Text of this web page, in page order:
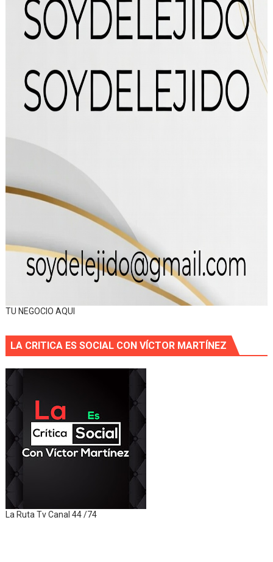
TU NEGOCIO AQUI
LA CRITICA ES SOCIAL CON VÍCTOR MARTÍNEZ
La Ruta Tv Canal 44 /74